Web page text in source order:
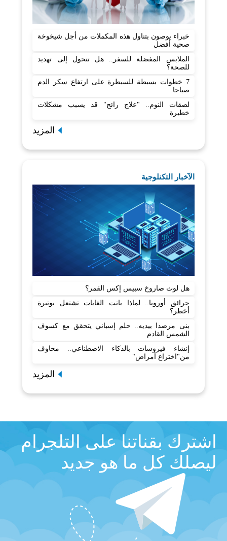
خبراء يوصون بتناول هذه المكملات من أجل شيخوخة
صحية أفضل
الملابس المفضلة للسفر.. هل تتحول إلى تهديد
للصحة؟
7 خطوات بسيطة للسيطرة على ارتفاع سكر الدم
صباحا
لصقات النوم.. "علاج رائج" قد يسبب مشكلات
خطيرة
المزيد
الآخبار التكنلوجية
هل لوث صاروخ سبيس إكس القمر؟
حرائق أوروبا.. لماذا باتت الغابات تشتعل بوتيرة
أخطر؟
بنى مرصدا بيديه.. حلم إسباني يتحقق مع كسوف
الشمس القادم
إنشاء فيروسات بالذكاء الاصطناعي.. مخاوف
من"اختراع أمراض"
المزيد
اشترك بقناتنا على التلجرام
ليصلك كل ما هو جديد